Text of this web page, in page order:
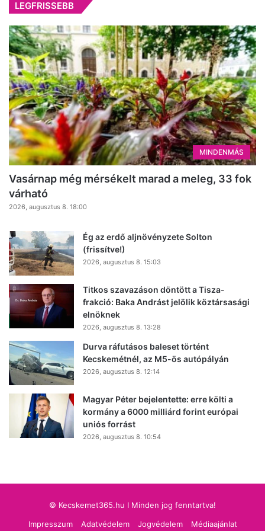
LEGFRISSEBB
MINDENMÁS
Vasárnap még mérsékelt marad a meleg, 33 fok
várható
2026, augusztus 8. 18:00
Ég az erdő aljnövényzete Solton
(frissítve!)
2026, augusztus 8. 15:03
Titkos szavazáson döntött a Tisza-
frakció: Baka Andrást jelölik köztársasági
elnöknek
2026, augusztus 8. 13:28
Durva ráfutásos baleset történt
Kecskemétnél, az M5-ös autópályán
2026, augusztus 8. 12:14
Magyar Péter bejelentette: erre költi a
kormány a 6000 milliárd forint európai
uniós forrást
2026, augusztus 8. 10:54
© Kecskemet365.hu I Minden jog fenntartva!
Impresszum
Adatvédelem Jogvédelem Médiaajánlat